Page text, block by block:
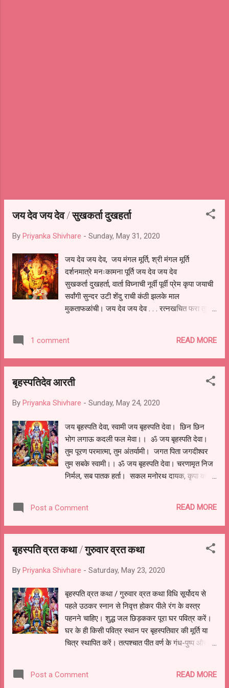
जय देव जय देव / सुखकर्ता दुखहर्ता
By Priyanka Shivhare - Sunday, May 31, 2020
जय देव जय देव, जय मंगल मूर्ति, श्री मंगल मूर्ति
दर्शनमात्रे मनःकामना पूर्ति जय देव जय देव
सुखकर्ता दुखहर्ता, वार्ता विघ्नाची नूर्वी पूर्वी प्रेम कृपा जयाची
सर्वांगी सुन्दर उटी शेंदु राची कंठी झलके माल
मुकताफळांची। जय देव जय देव . . . रत्नखचित फरा तुझ
देव . . . लम्बोदर पीताम्बर फनिवर वंदना सरल सोंड
वक्रतुंडा त्रिनयना दास रामाचा वाट पाहे सदना संकटी
शेंदुर लाल चढायो अच्छा गजमुख को दोन्दिल लाल बिराजे
कहे ना जाय लागत हूँ पद को। जय देव जय देव . . .
1 comment READ MORE
बृहस्पतिदेव आरती
By Priyanka Shivhare - Sunday, May 24, 2020
जय बृहस्पति देवा, स्वामी जय बृहस्पति देवा। छिन छिन
भोग लगाऊ कदली फल मेवा।। ॐ जय बृहस्पति देवा।
तुम पूरण परमात्मा, तुम अंतर्यामी। जगत पिता जगदीश्वर
तुम सबके स्वामी।। ॐ जय बृहस्पति देवा। चरणामृत निज
निर्मल, सब पातक हर्ता। सकल मनोरथ दायक, कृपा करो
खड़े।। ॐ जय बृहस्पति देवा। दीन दयाल दयानिधि,
भक्तन हितकारी। पाप दोष सब हर्ता, भव बंधन हारी।। ॐ
विषय विकार मिटाओ संतन सुखकारी।। ॐ जय बृहस्पति
सहित गावे। कहत शिवानंद स्वामी सुख-संपत्ति पावे ।। ॐ
Post a Comment READ MORE
बृहस्पति व्रत कथा / गुरुवार व्रत कथा
By Priyanka Shivhare - Saturday, May 23, 2020
बृहस्पति व्रत कथा / गुरुवार व्रत कथा विधि सूर्योदय से
पहले उठकर स्नान से निवृत्त होकर पीले रंग के वस्त्र
पहनने चाहिए। शुद्ध जल छिड़ककर पूरा घर पवित्र करें।
घर के ही किसी पवित्र स्थान पर बृहस्पतिवार की मूर्ति या
चित्र स्थापित करें। तत्पश्चात पीत वर्ण के गंध-पुष्प और
विविधार्तिहराचिन्त्य देवाचार्य नमोऽस्तु ते॥ तत्पश्चात आरती
Post a Comment READ MORE